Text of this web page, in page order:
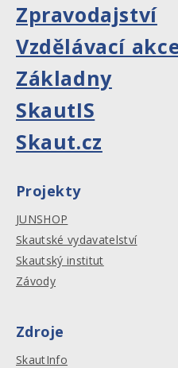
Zpravodajství
Vzdělávací
Základny
SkautIS
Skaut.cz
Projekty
JUNSHOP
Skautské vydavatelství
Skautský institut
Závody
Zdroje
SkautInfo